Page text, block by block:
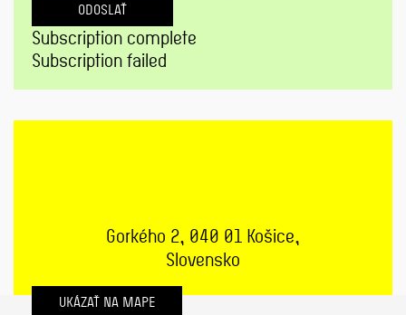
ODOSLAŤ
Subscription complete
Subscription failed
Gorkého 2, 040 01 Košice,
Slovensko
UKÁZAŤ NA MAPE